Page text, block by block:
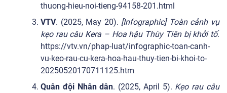
thuong-hieu-noi-tieng-94158-201.html
VTV. (2025, May 20). [Infographic] Toàn cảnh vụ
kẹo rau câu Kera – Hoa hậu Thùy Tiên bị khởi tố.
https://vtv.vn/phap-luat/infographic-toan-canh-
vu-keo-rau-cu-kera-hoa-hau-thuy-tien-bi-khoi-to-
20250520170711125.htm
Quân đội Nhân dân. (2025, April 5). Kẹo rau câu